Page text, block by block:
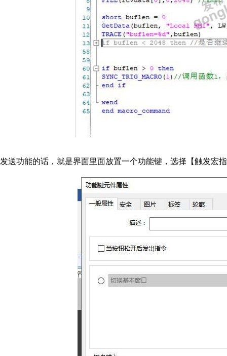
发送功能的话，就是界面里面放置一个功能键，选择【触发宏